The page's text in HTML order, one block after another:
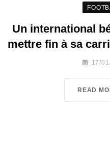
Un international
mettre fin à sa
17/
READ